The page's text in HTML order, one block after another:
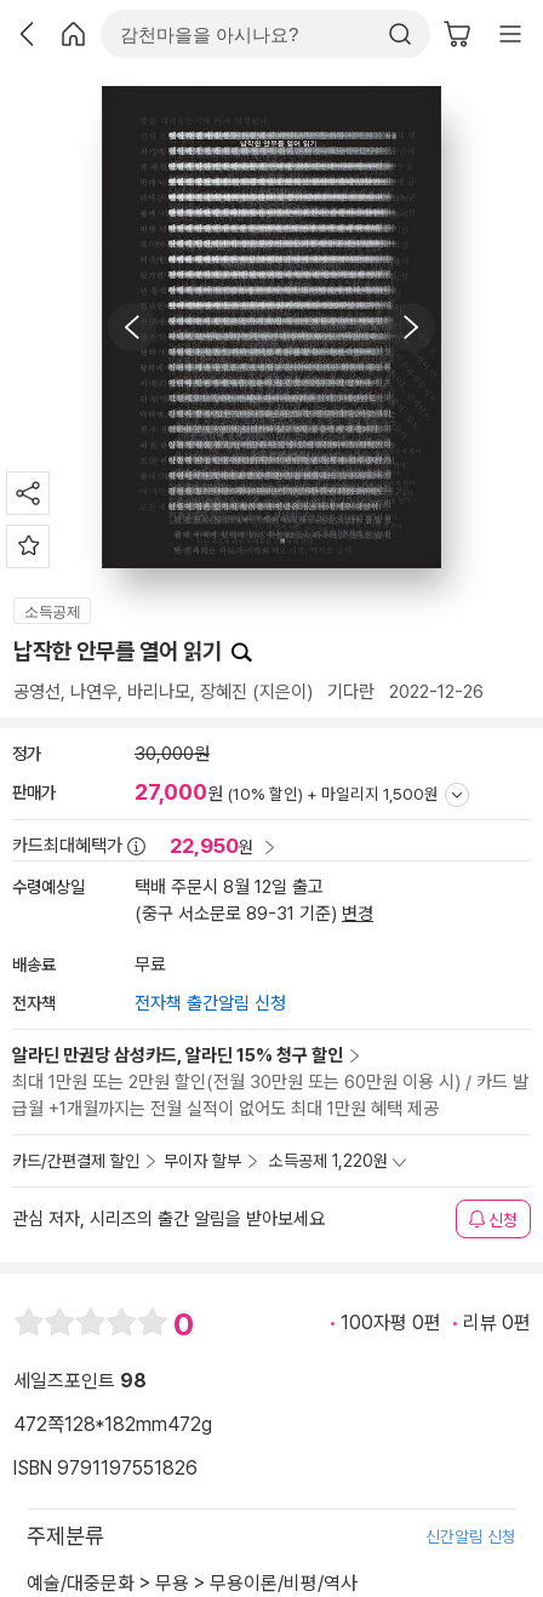
소득공제
납작한 안무를 열어 읽기
공영선, 나연우, 바리나모, 장혜진 (지은이) 기다란 2022-12-26
정가 30,000원
판매가 27,000원 (10% 할인) + 마일리지 1,500원
카드최대혜택가 22,950원
수령예상일
택배 주문시 8월 12일 출고
(중구 서소문로 89-31 기준) 변경
배송료 무료
전자책 전자책 출간알림 신청
알라딘 만권당 삼성카드, 알라딘 15% 청구 할인
최대 1만원 또는 2만원 할인(전월 30만원 또는 60만원 이용 시) / 카드 발
급월 +1개월까지는 전월 실적이 없어도 최대 1만원 혜택 제공
카드/간편결제 할인 무이자 할부 소득공제 1,220원
관심 저자, 시리즈의 출간 알림을 받아보세요 신청
0 100자평 0편 리뷰 0편
세일즈포인트 98
472쪽128*182mm472g
ISBN 9791197551826
주제분류 신간알림 신청
예술/대중문화 > 무용 > 무용이론/비평/역사